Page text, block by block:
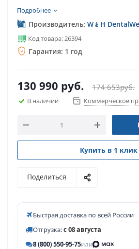
Подробнее
Производитель: W﹠H
Код товара: 26394
Гарантия: 1 год
130 990 руб. 174 653руб.
В наличии Коммерческое
Купить в 1 клик
Поделиться
Быстрая доставка по всей России
Отгрузка:с 08 августа
8 (800) 550-95-75или